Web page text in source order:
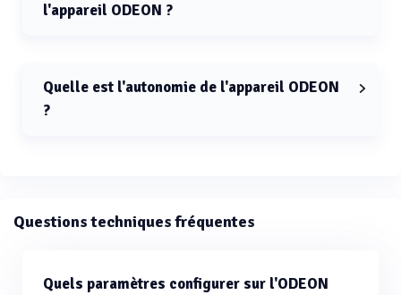
l'appareil ODEON ?
Quelle est l'autonomie de l'appareil ODEON
?
Questions techniques fréquentes
Quels paramètres configurer sur l'ODEON